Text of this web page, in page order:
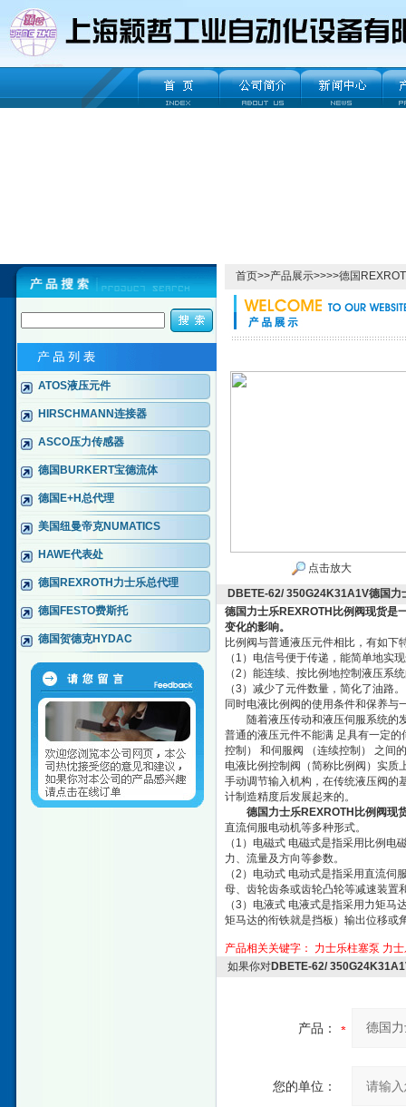
ATOS液压元件
HIRSCHMANN连接器
ASCO压力传感器
德国BURKERT宝德流体
德国E+H总代理
美国纽曼帝克NUMATICS
HAWE代表处
德国REXROTH力士乐总代理
德国FESTO费斯托
德国贺德克HYDAC
首页>>产品展示>>>>德国
点击放大
DBETE-62/ 350G24K31A1V德国力
德国力士乐REXROTH比例阀现货是
变化的影响。
比例阀与普通液压元件相比，有如下
（1）电信号便于传递，能简单地实
（2）能连续、按比例地控制液压系
（3）减少了元件数量，简化了油路。
同时电液比例阀的使用条件和保养与
随着液压传动和液压伺服系统的发
普通的液压元件不能满 足具有一定
控制） 和伺服阀 （连续控制） 之间
电液比例控制阀（简称比例阀）实质
手动调节输入机构，在传统液压阀的
计制造精度后发展起来的。
德国力士乐REXROTH比例阀现
直流伺服电动机等多种形式。
（1）电磁式 电磁式是指采用比例
力、流量及方向等参数。
（2）电动式 电动式是指采用直流
母、齿轮齿条或齿轮凸轮等减速装置
（3）电液式 电液式是指采用力矩
矩马达的衔铁就是挡板）输出位移或
产品相关关键字： 力士乐柱塞泵 力
如果你对DBETE-62/
产品：
您的单位：